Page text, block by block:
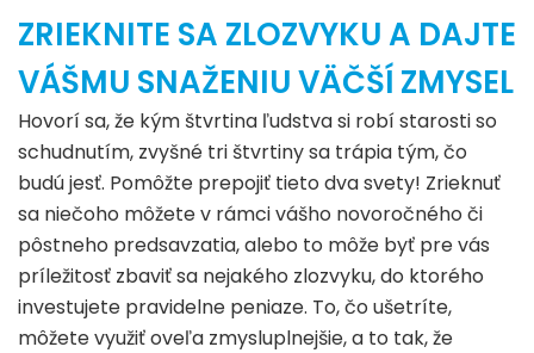
ZRIEKNITE SA ZLOZVYKU A DAJTE
VÁŠMU SNAŽENIU VÄČŠÍ ZMYSEL
Hovorí sa, že kým štvrtina ľudstva si robí starosti so
schudnutím, zvyšné tri štvrtiny sa trápia tým, čo
budú jesť. Pomôžte prepojiť tieto dva svety! Zrieknuť
sa niečoho môžete v rámci vášho novoročného či
pôstneho predsavzatia, alebo to môže byť pre vás
príležitosť zbaviť sa nejakého zlozvyku, do ktorého
investujete pravidelne peniaze. To, čo ušetríte,
môžete využiť oveľa zmysluplnejšie, a to tak, že